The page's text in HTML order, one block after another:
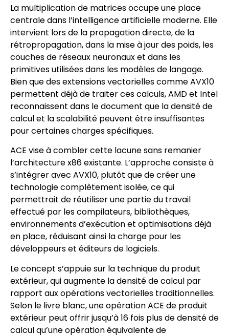
La multiplication de matrices occupe une place
centrale dans l’intelligence artificielle moderne. Elle
intervient lors de la propagation directe, de la
rétropropagation, dans la mise à jour des poids, les
couches de réseaux neuronaux et dans les
primitives utilisées dans les modèles de langage.
Bien que des extensions vectorielles comme AVX10
permettent déjà de traiter ces calculs, AMD et Intel
reconnaissent dans le document que la densité de
calcul et la scalabilité peuvent être insuffisantes
pour certaines charges spécifiques.
ACE vise à combler cette lacune sans remanier
l’architecture x86 existante. L’approche consiste à
s’intégrer avec AVX10, plutôt que de créer une
technologie complètement isolée, ce qui
permettrait de réutiliser une partie du travail
effectué par les compilateurs, bibliothèques,
environnements d’exécution et optimisations déjà
en place, réduisant ainsi la charge pour les
développeurs et éditeurs de logiciels.
Le concept s’appuie sur la technique du produit
extérieur, qui augmente la densité de calcul par
rapport aux opérations vectorielles traditionnelles.
Selon le livre blanc, une opération ACE de produit
extérieur peut offrir jusqu’à 16 fois plus de densité de
calcul qu’une opération équivalente de